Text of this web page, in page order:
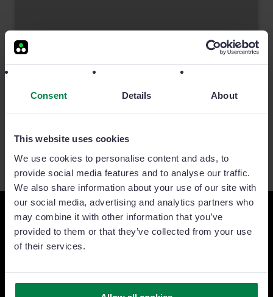
Consent Details About
This website uses cookies
We use cookies to personalise content and ads, to
provide social media features and to analyse our traffic.
We also share information about your use of our site with
our social media, advertising and analytics partners who
may combine it with other information that you’ve
provided to them or that they’ve collected from your use
of their services.
12 imprenditrici e manager italiane da seguire
Quali sono le imprenditrici e manager italiane che stanno
facendo la differenza? Ne abbiamo scelte 10 per
3 MIN READ
Sei pronto a portare il tuo
team di vendita al livello